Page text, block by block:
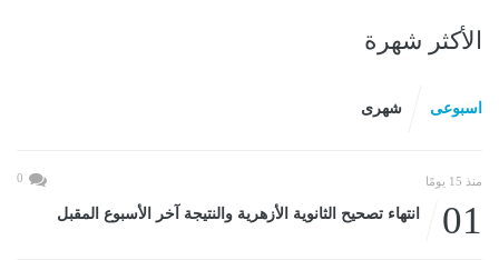
الأكثر شهرة
اسبوعى شهرى
منذ 15 يومًا 0
01 انتهاء تصحيح الثانوية الأزهرية والنتيجة آخر الأسبوع المقبل